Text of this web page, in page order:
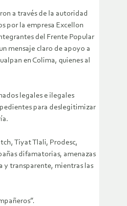
a través de la autoridad
por la empresa Excellon
del Frente Popular
mensaje claro de apoyo a
en Colima, quienes al
legales e ilegales
para deslegitimizar
Tiyat Tlali, Prodesc,
difamatorias, amenazas
y transparente, mientras las